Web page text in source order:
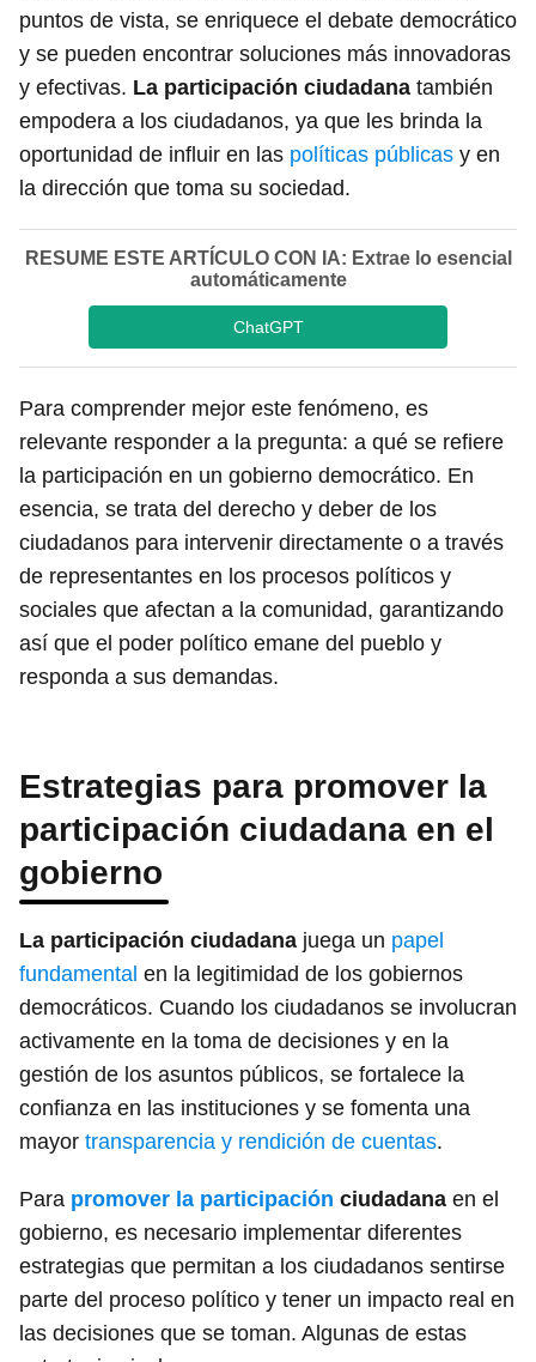
puntos de vista, se enriquece el debate democrático
y se pueden encontrar soluciones más innovadoras
y efectivas. La participación ciudadana también
empodera a los ciudadanos, ya que les brinda la
oportunidad de influir en las políticas públicas y en
la dirección que toma su sociedad.
RESUME ESTE ARTÍCULO CON IA: Extrae lo esencial
automáticamente
ChatGPT
Para comprender mejor este fenómeno, es
relevante responder a la pregunta: a qué se refiere
la participación en un gobierno democrático. En
esencia, se trata del derecho y deber de los
ciudadanos para intervenir directamente o a través
de representantes en los procesos políticos y
sociales que afectan a la comunidad, garantizando
así que el poder político emane del pueblo y
responda a sus demandas.
Estrategias para promover la
participación ciudadana en el
gobierno
La participación ciudadana juega un papel
fundamental en la legitimidad de los gobiernos
democráticos. Cuando los ciudadanos se involucran
activamente en la toma de decisiones y en la
gestión de los asuntos públicos, se fortalece la
confianza en las instituciones y se fomenta una
mayor transparencia y rendición de cuentas.
Para promover la participación ciudadana en el
gobierno, es necesario implementar diferentes
estrategias que permitan a los ciudadanos sentirse
parte del proceso político y tener un impacto real en
las decisiones que se toman. Algunas de estas